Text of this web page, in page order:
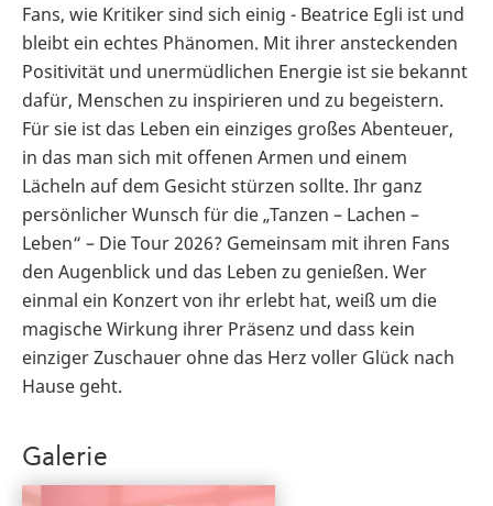
Fans, wie Kritiker sind sich einig - Beatrice Egli ist und
bleibt ein echtes Phänomen. Mit ihrer ansteckenden
Positivität und unermüdlichen Energie ist sie bekannt
dafür, Menschen zu inspirieren und zu begeistern.
Für sie ist das Leben ein einziges großes Abenteuer,
in das man sich mit offenen Armen und einem
Lächeln auf dem Gesicht stürzen sollte. Ihr ganz
persönlicher Wunsch für die „Tanzen – Lachen –
Leben“ – Die Tour 2026? Gemeinsam mit ihren Fans
den Augenblick und das Leben zu genießen. Wer
einmal ein Konzert von ihr erlebt hat, weiß um die
magische Wirkung ihrer Präsenz und dass kein
einziger Zuschauer ohne das Herz voller Glück nach
Hause geht.
Galerie